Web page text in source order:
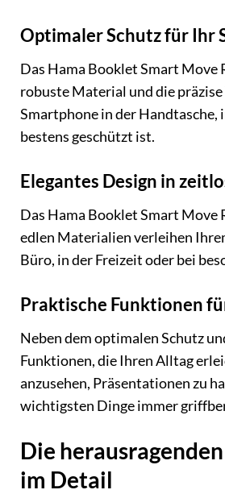
Optimaler Schutz für Ihr
Das Hama Booklet Smart Move
robuste Material und die
Smartphone in der Handtasche,
bestens geschützt ist.
Elegantes Design in
Das Hama Booklet Smart Move
edlen Materialien verleihen
Büro, in der Freizeit oder bei
Praktische Funktionen
Neben dem optimalen Schutz
Funktionen, die Ihren Alltag
anzusehen, Präsentationen zu
wichtigsten Dinge immer
Die
im Detail